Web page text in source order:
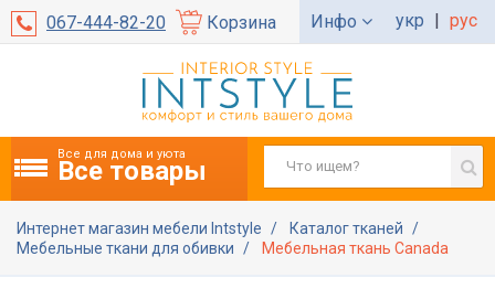
067-444-82-20 Корзина Инфо укр | рус
Все для дома и уюта
Все товары
Интернет магазин мебели Intstyle
Каталог тканей
Мебельные ткани для обивки
Мебельная ткань Canada